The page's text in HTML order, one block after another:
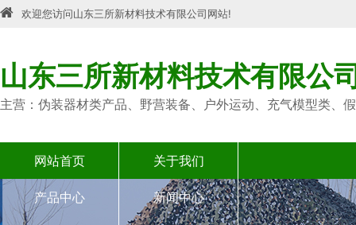
欢迎您访问山东三所新材料技术有限公司网站!
山东三所新材料技术有限公
主营：伪装器材类产品、野营装备、户外运动、充气模型类、
网站首页 关于我们
产品中心 新闻中心